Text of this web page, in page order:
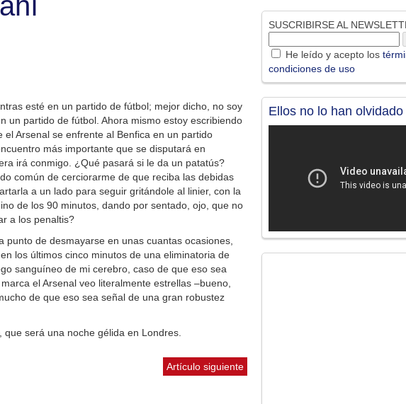
esté en un partido de fútbol; mejor dicho, no soy
un partido de fútbol. Ahora mismo estoy escribiendo
Arsenal se enfrente al Benfica en un partido
más importante que se disputará en
irá conmigo. ¿Qué pasará si le da un patatús?
común de cerciorarme de que reciba las debidas
a un lado para seguir gritándole al linier, con la
de los 90 minutos, dando por sentado, ojo, que no
a los penaltis?
punto de desmayarse en unas cuantas ocasiones,
los últimos cinco minutos de una eliminatoria de
sanguíneo de mi cerebro, caso de que eso sea
el Arsenal veo literalmente estrellas –bueno,
de que eso sea señal de una gran robustez
será una noche gélida en Londres.
Artículo siguiente
SUSCRIBIRSE AL
He leído y acepto los
condiciones de uso
Ellos no lo han olvidado